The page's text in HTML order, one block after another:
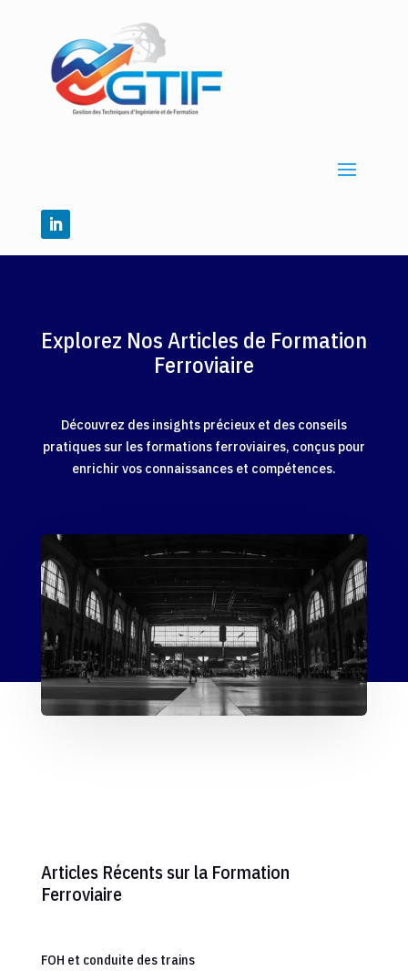
Explorez Nos Articles de Formation
Ferroviaire
Découvrez des insights précieux et des conseils
pratiques sur les formations ferroviaires, conçus pour
enrichir vos connaissances et compétences.
Articles Récents sur la Formation
Ferroviaire
FOH et conduite des trains